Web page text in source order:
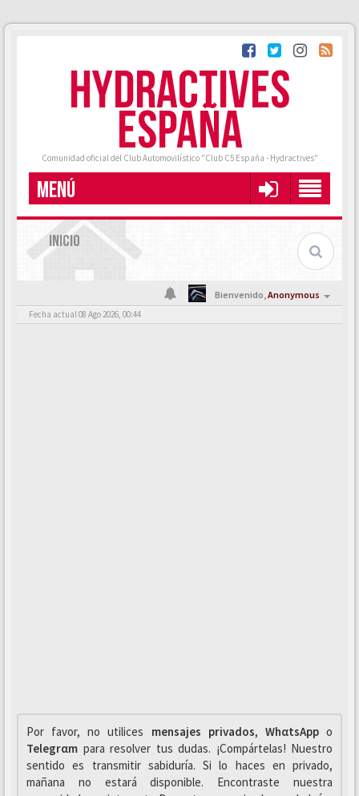
HYDRACTIVES
ESPAÑA
Comunidad oficial del Club Automovilístico "Club C5 España - Hydractives"
MENÚ
INICIO
Bienvenido,Anonymous
Fecha actual 08 Ago 2026, 00:44
Por favor, no utilices mensajes privados, WhαtsAppo
Telegrαm para resolver tus dudas. ¡Compártelas! Nuestro
sentido es transmitir sabiduría. Si lo haces en privado,
mañana no estará disponible. Encontraste nuestra